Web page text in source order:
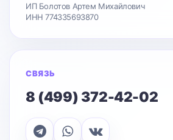
ИП Болотов Артем Михайлович
ИНН 774335693870
СВЯЗЬ
8 (499) 372-42-02